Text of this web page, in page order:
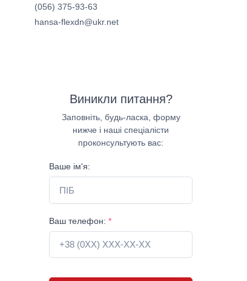
(056) 375-93-63
hansa-flexdn@ukr.net
Виникли питання?
Заповніть, будь-ласка, форму
нижче і наші спеціалісти
проконсультують вас:
Ваше ім'я:
Ваш телефон: *